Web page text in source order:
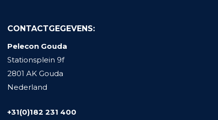
CONTACTGEGEVENS:
Pelecon Gouda
Stationsplein 9f
2801 AK Gouda
Nederland
+31(0)182 231 400